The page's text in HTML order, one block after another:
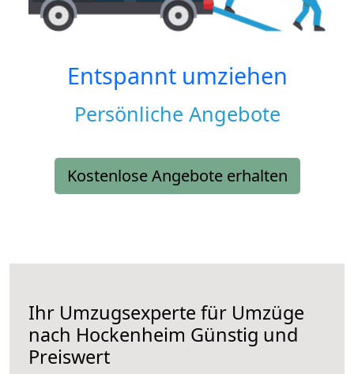
Entspannt umziehen
Persönliche Angebote
Kostenlose Angebote erhalten
Ihr Umzugsexperte für Umzüge
nach Hockenheim Günstig und
Preiswert